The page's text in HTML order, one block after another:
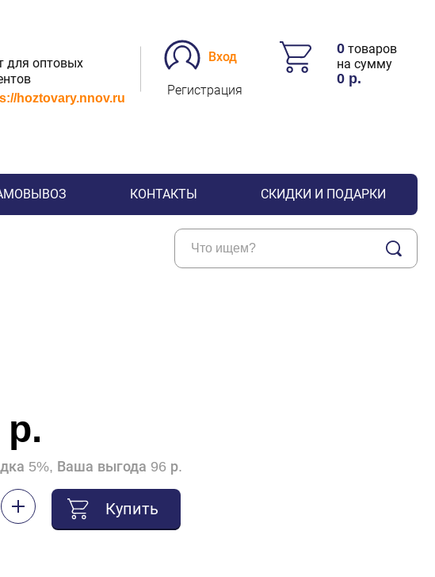
для оптовых
hoztovary.nnov.ru
Вход
Регистрация
0 товаров
на сумму
0 р.
КОНТАКТЫ СКИДКИ И ПОДАРКИ
р.
5%, Ваша выгода 96 р.
Купить